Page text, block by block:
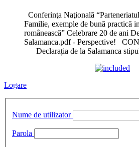
Conferinţa Naţională
Familie, exemple de bună practică
românească” Celebrare 20 de ani
Salamanca.pdf -
Declarația de la Salamanca
Logare
Nume de utilizator
Parola